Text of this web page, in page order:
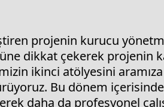
projenin kurucu
dikkat çekerek projenin
ikinci atölyesini
Bu dönem
daha da profesyonel